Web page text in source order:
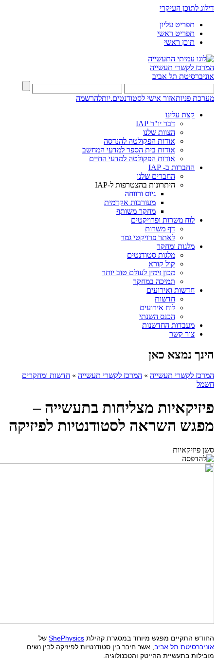
דילוג לתוכן העיקרי
תפריט עליון
תפריט ראשי
תוכן ראשי
המרכז לקשרי תעשייה
אוניברסיטת תל אביב
מערכת פניותאזור אישי לסטודנטים.יותלהרשמה
קצת עלינו
דבר יו"ר IAP
הצוות שלנו
אודות הפקולטה להנדסה
אודות בית הספר למדעי המחשב
אודות הפקולטה למדעי החיים
החברות ב- IAP
החברים שלנו
היתרונות בהצטרפות ל-IAP
גיוס ורווחה
מעורבות אקדמית
מחקר משותף
לוח משרות ופרויקטים
דף משרות
לאתר פרויקטי גמר
מלגות ומחקר
מלגות סטודנטים
קול קורא
מכון זימין לעולם טוב יותר
תמיכה במחקר
חדשות ואירועים
חדשות
לוח אירועים
הכנס השנתי
מעבדות החדשנות
צור קשר
הינך נמצא כאן
המרכז לקשרי תעשייה » המרכז לקשרי תעשייה » חדשות ומחקרים
חשמל
פיזיקאיות מצליחות בתעשייה –
מפגש השראה לסטודנטיות לפיזיקה
סשן פיזיקאיות
החודש התקיים מפגש מיוחד במסגרת קהילת ShePhysics של
אוניברסיטת תל אביב , אשר חיבר בין סטודנטיות לפיזיקה לבין נשים
מובילות בתעשיית ההייטק והטכנולוגיה.